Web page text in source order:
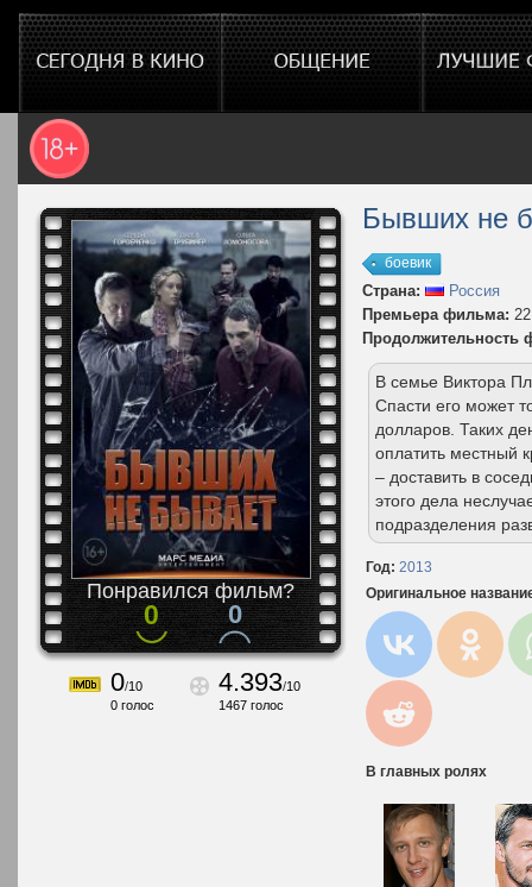
Понравился фильм?
0 0
0/10
0 голос
4.393/10
1467 голос
Бывших не
боевик
Страна:
Россия
Премьера фильма:
Продолжительность
В семье Виктора
Спасти его может
долларов. Таких
оплатить местный
– доставить в
этого дела
подразделения
Год: 2013
Оригинальное
В главных ролях